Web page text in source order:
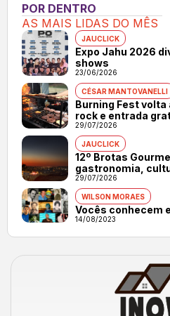
POR DENTRO
AS MAIS LIDAS DO MÊS
JAUCLICK
Expo Jahu 2026
shows
23/06/2026
CÉSAR MANTOVANELLI
Burning Fest volta
rock e entrada
29/07/2026
JAUCLICK
12º Brotas
gastronomia,
29/07/2026
WILSON MORAES
Vocês conhecem
14/08/2023